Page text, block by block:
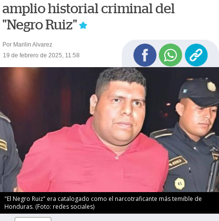
amplio historial criminal del
"Negro Ruiz"
Por Marilin Alvarez
19 de febrero de 2025, 11:58
"El Negro Ruiz" era catalogado como el narcotraficante más temible de
Honduras. (Foto: redes sociales)